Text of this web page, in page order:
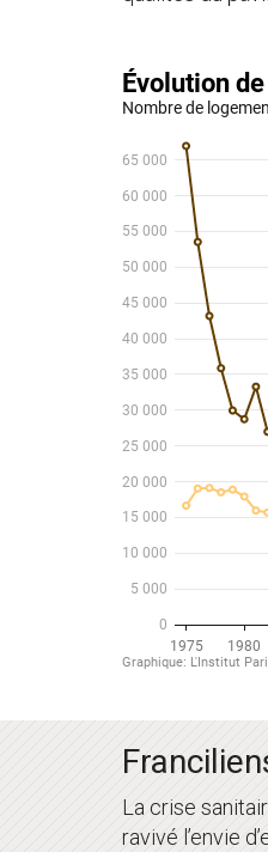
La crise
ravivé l’envie